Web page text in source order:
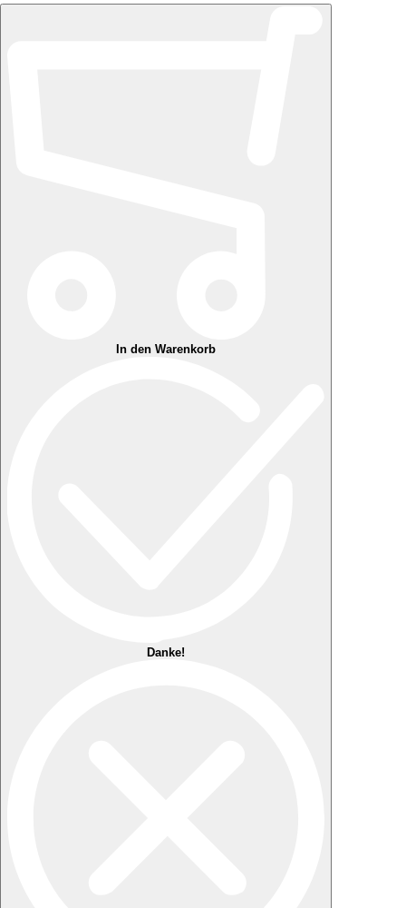
In den Warenkorb
Danke!